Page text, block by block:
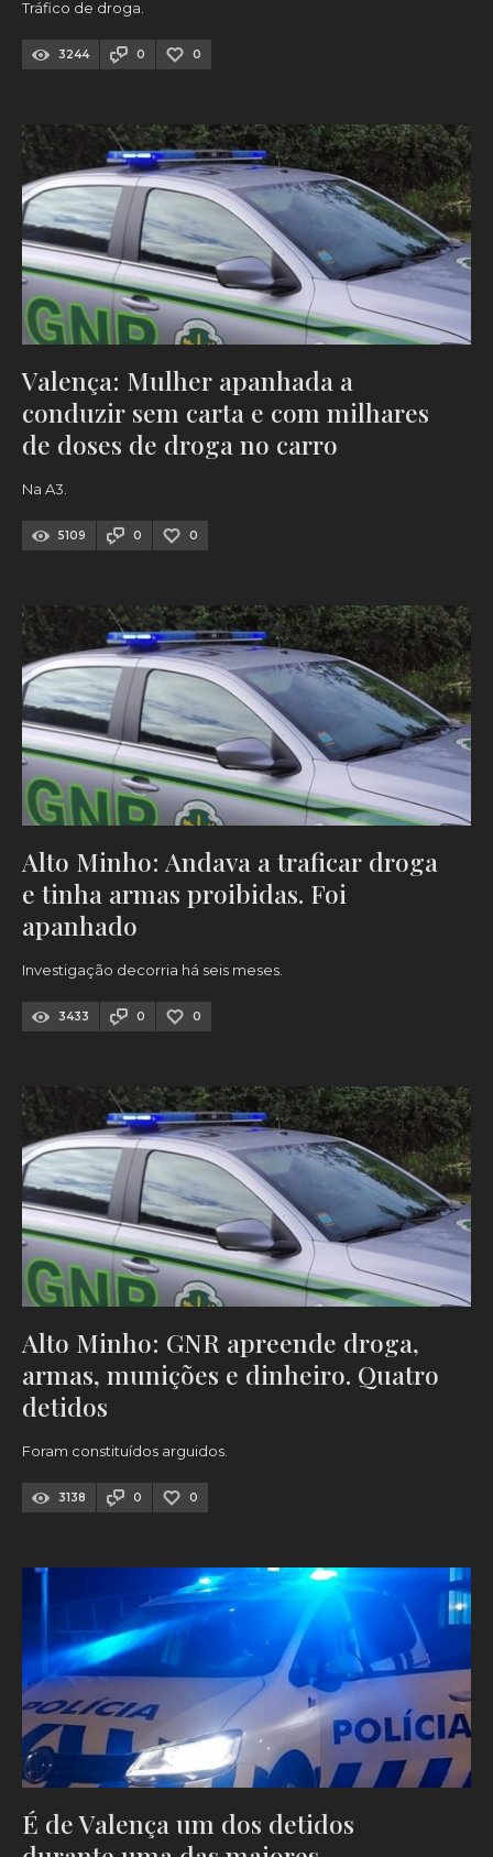
Tráfico de droga.
3244 0 0
Valença: Mulher apanhada a
conduzir sem carta e com milhares
de doses de droga no carro
Na A3.
5109 0 0
Alto Minho: Andava a traficar droga
e tinha armas proibidas. Foi
apanhado
Investigação decorria há seis meses.
3433 0 0
Alto Minho: GNR apreende droga,
armas, munições e dinheiro. Quatro
detidos
Foram constituídos arguidos.
3138 0 0
É de Valença um dos detidos